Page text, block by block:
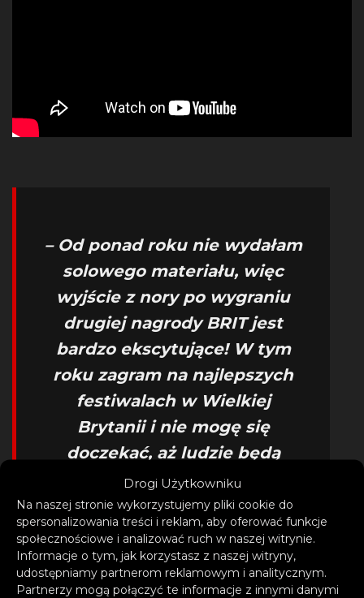
Drogi Użytkowniku
Na naszej stronie wykorzystujemy pliki cookie do
spersonalizowania treści i reklam, aby oferować funkcje
społecznościowe i analizować ruch w naszej witrynie.
Informacje o tym, jak korzystasz z naszej witryny,
udostępniamy partnerom reklamowym i analitycznym.
Partnerzy mogą połączyć te informacje z innymi danymi
– Od ponad roku nie wydałam
solowego materiału, więc
wyjście z nory po wygraniu
drugiej nagrody BRIT jest
bardzo ekscytujące! W tym
roku zagram na najlepszych
festiwalach w Wielkiej
Brytanii i nie mogę się
doczekać, aż ludzie będą
śpiewać ze mną nową
piosenkę. Nagrałam „Side
Effects” z moimi ulubionymi
ludźmi z branży. Naprawdę
wydaje się, że to początek